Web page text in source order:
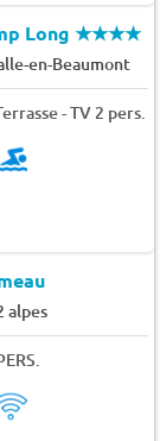
Long★★★★
en-Beaumont
- TV 2 pers.
alpes